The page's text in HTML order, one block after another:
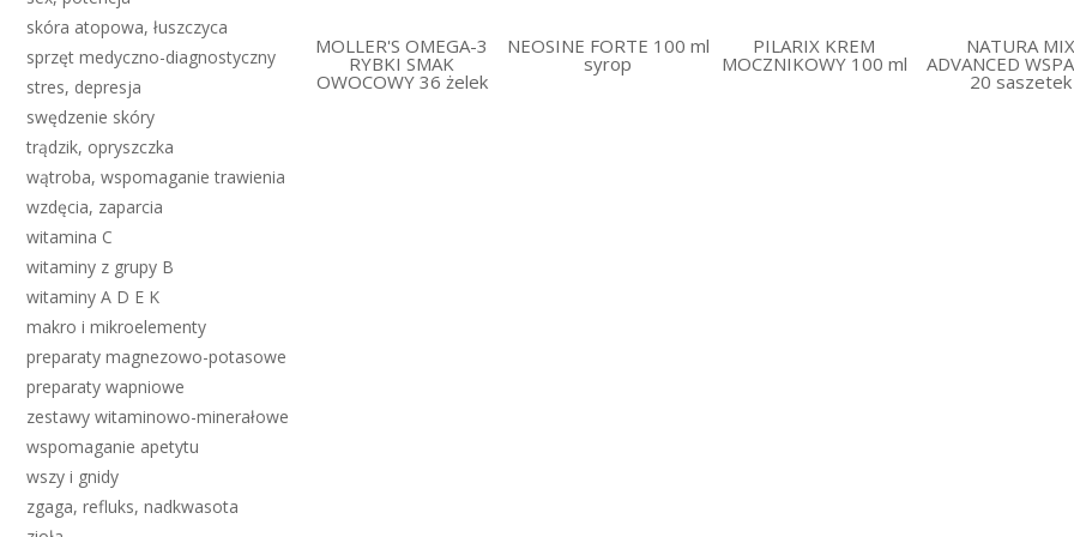
skóra atopowa, łuszczyca
sprzęt medyczno-diagnostyczny
stres, depresja
swędzenie skóry
trądzik, opryszczka
wątroba, wspomaganie trawienia
wzdęcia, zaparcia
witamina C
witaminy z grupy B
witaminy A D E K
makro i mikroelementy
preparaty magnezowo-potasowe
preparaty wapniowe
zestawy witaminowo-minerałowe
wspomaganie apetytu
wszy i gnidy
zgaga, refluks, nadkwasota
Działanie niepożądane:
Jak każdy lek, No-Spa Max może
MOLLER'S OMEGA-3
RYBKI SMAK
OWOCOWY 36 żelek
NEOSINE FORTE 100 ml
syrop
PILARIX KREM
MOCZNIKOWY 100 ml
NATURA MIX
ADVANCED
20 saszetek